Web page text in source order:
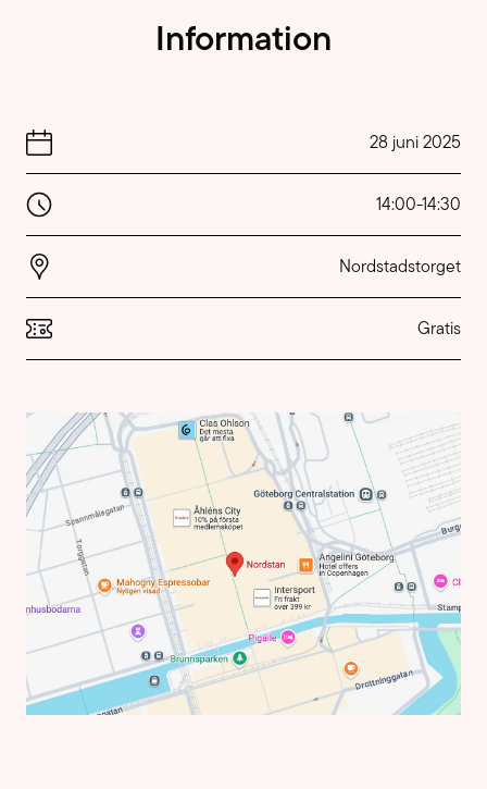
Information
28 juni 2025
14:00-14:30
Nordstadstorget
Gratis